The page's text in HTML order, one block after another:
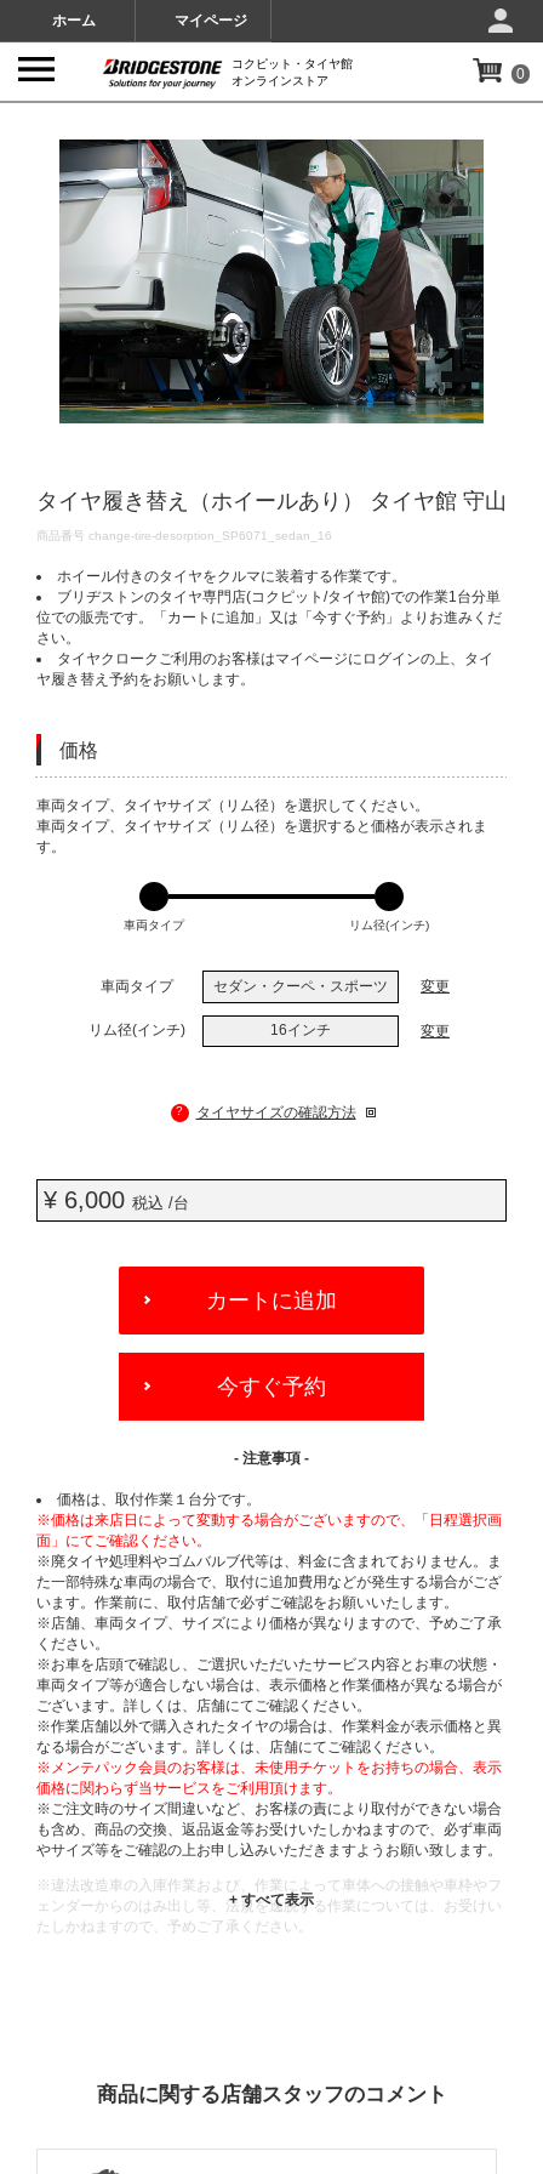
ホーム マイページ
コクピット・タイヤ館
オンラインストア
0
タイヤ履き替え（ホイールあり） タイヤ館 守山
DETAILS
商品番号 change-tire-desorption_SP6071_sedan_16
ホイール付きのタイヤをクルマに装着する作業です。
ブリヂストンのタイヤ専門店(コクピット/タイヤ館)での作業1台分単
位での販売です。「カートに追加」又は「今すぐ予約」よりお進みくだ
さい。
タイヤクロークご利用のお客様はマイページにログインの上、タイ
ヤ履き替え予約をお願いします。
価格
VARIATIONS
車両タイプ、タイヤサイズ（リム径）を選択してください。
車両タイプ、タイヤサイズ（リム径）を選択すると価格が表示されま
す。
車両タイプ リム径(インチ)
車両タイプ セダン・クーペ・スポーツ 変更
リム径(インチ) 16インチ 変更
? タイヤサイズの確認方法
¥ 6,000 税込 /台
OPTIONS
カートに追加
今すぐ予約
- 注意事項 -
価格は、取付作業１台分です。
※価格は来店日によって変動する場合がございますので、「日程選択画
面」にてご確認ください。
※廃タイヤ処理料やゴムバルブ代等は、料金に含まれておりません。ま
た一部特殊な車両の場合で、取付に追加費用などが発生する場合がござ
います。作業前に、取付店舗で必ずご確認をお願いいたします。
※店舗、車両タイプ、サイズにより価格が異なりますので、予めご了承
ください。
※お車を店頭で確認し、ご選択いただいたサービス内容とお車の状態・
車両タイプ等が適合しない場合は、表示価格と作業価格が異なる場合が
ございます。詳しくは、店舗にてご確認ください。
※作業店舗以外で購入されたタイヤの場合は、作業料金が表示価格と異
なる場合がございます。詳しくは、店舗にてご確認ください。
※メンテパック会員のお客様は、未使用チケットをお持ちの場合、表示
価格に関わらず当サービスをご利用頂けます。
※ご注文時のサイズ間違いなど、お客様の責により取付ができない場合
も含め、商品の交換、返品返金等お受けいたしかねますので、必ず車両
やサイズ等をご確認の上お申し込みいただきますようお願い致します。
※違法改造車の入庫作業および、作業によって車体への接触や車枠やフ
ェンダーからのはみ出し等、法規を逸脱する作業については、お受けい
たしかねますので、予めご了承ください。
商品に関する店舗スタッフのコメント